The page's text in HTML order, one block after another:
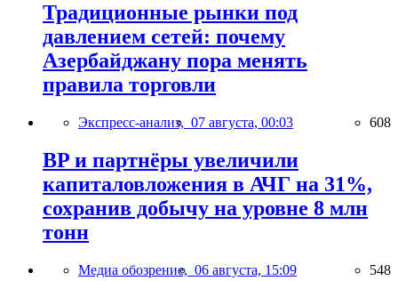
Традиционные рынки под
давлением сетей: почему
Азербайджану пора менять
правила торговли
Экспресс-анализ, 07 августа, 00:03 608
BP и партнёры увеличили
капиталовложения в АЧГ на 31%,
сохранив добычу на уровне 8 млн
тонн
Медиа обозрение, 06 августа, 15:09 548